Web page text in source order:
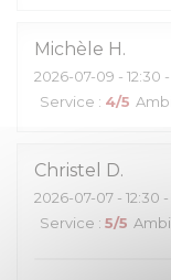
Michèle H
2026-07-09 - 12:30
Service : 4/5
Christel D
2026-07-07 - 12:30
Service : 5/5